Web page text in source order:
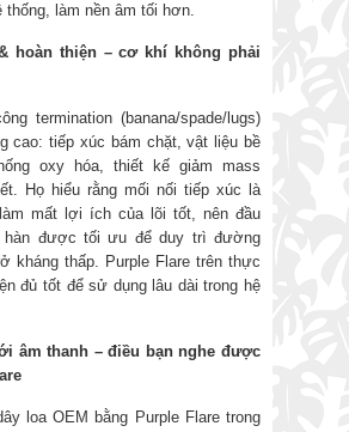
thống, làm nền âm tối hơn.
hoàn thiện –cơ khí không phải
termination (banana/spade/lugs)
cao: tiếp xúc bám chặt, vật liệu bề
oxy hóa, thiết kế giảm mass
Họ hiểu rằng mối nối tiếp xúc là
mất lợi ích của lõi tốt, nên đầu
hàn được tối ưu để duy trì đường
kháng thấp. Purple Flare trên thực
đủ tốt để sử dụng lâu dài trong hệ
âm thanh –điều bạn nghe được
loa OEM bằng Purple Flare trong